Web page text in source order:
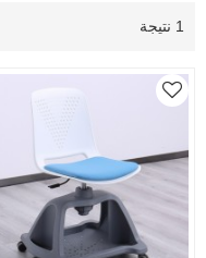
1 نتيجة